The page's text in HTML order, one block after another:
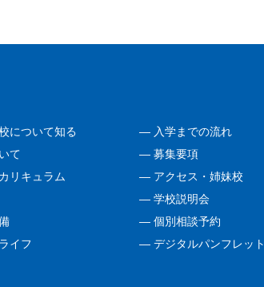
について知る
て
リキュラム
イフ
― 入学までの流れ
― 募集要項
― アクセス・姉妹校
― 学校説明会
― 個別相談予約
― デジタルパンフレット